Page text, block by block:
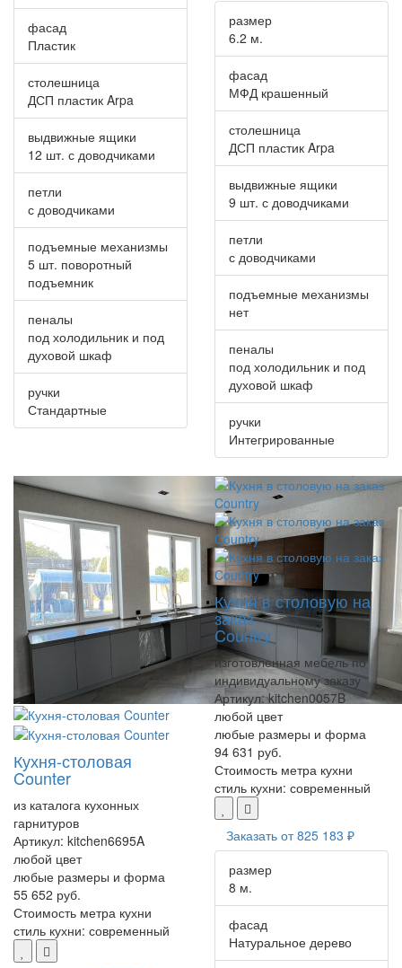
фасад
Пластик
столешница
ДСП пластик Arpa
выдвижные ящики
12 шт. с доводчиками
петли
с доводчиками
подъемные механизмы
5 шт. поворотный
подъемник
пеналы
под холодильник и под
духовой шкаф
ручки
Стандартные
размер
6.2 м.
фасад
МФД крашенный
столешница
ДСП пластик Arpa
выдвижные ящики
9 шт. с доводчиками
петли
с доводчиками
подъемные механизмы
нет
пеналы
под холодильник и под
духовой шкаф
ручки
Интегрированные
Кухня-столовая
Counter
из каталога кухонных
гарнитуров
Артикул: kitchen6695A
любой цвет
любые размеры и форма
55 652 руб.
Стоимость метра кухни
стиль кухни: современный
Кухня в столовую на
заказ
Country
изготовленная мебель по
индивидуальному заказу
Артикул:kitchen0057B
любой цвет
любые размеры и форма
94 631 руб.
Стоимость метра кухни
стиль кухни: современный
Заказать от825 183 ₽
размер
8 м.
фасад
Натуральное дерево